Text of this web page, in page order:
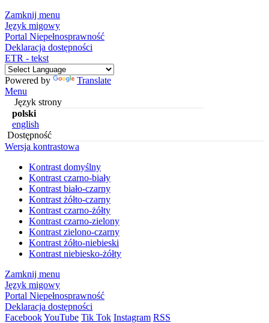
Zamknij menu
Język migowy
Portal Niepełnosprawność
Deklaracja dostępności
ETR - tekst
Powered by
Translate
Menu
Język strony
polski
english
Dostępność
Wersja kontrastowa
Kontrast domyślny
Kontrast czarno-biały
Kontrast biało-czarny
Kontrast żółto-czarny
Kontrast czarno-żółty
Kontrast czarno-zielony
Kontrast zielono-czarny
Kontrast żółto-niebieski
Kontrast niebiesko-żółty
Zamknij menu
Język migowy
Portal Niepełnosprawność
Deklaracja dostępności
FacebookYouTube Tik Tok Instagram RSS